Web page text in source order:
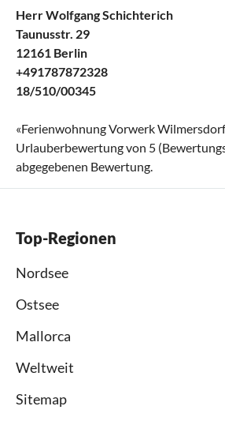
Herr Wolfgang Schichterich
Taunusstr. 29
12161 Berlin
+491787872328
18/510/00345
«Ferienwohnung Vorwerk Wilmersdorf
Urlauberbewertung von 5
abgegebenen Bewertung.
Top-Regionen
Nordsee
Ostsee
Mallorca
Weltweit
Sitemap